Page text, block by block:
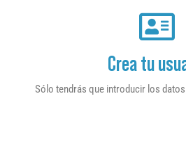
Crea tu
Sólo tendrás que introducir los